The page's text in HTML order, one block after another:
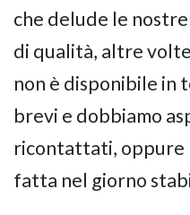
che delude le
di qualità, altre
non è disponibile in
brevi e dobbiamo
ricontattati, oppure
fatta nel giorno